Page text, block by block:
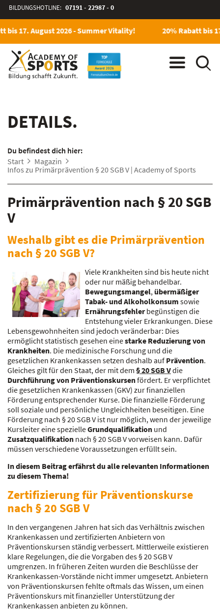
BILDUNGSHOTLINE: 07191 - 22987 - 0
bis 17. August 2026 - Summer Vitality! 20% Rabatt bis
DETAILS.
Du befindest dich hier:
Start
Magazin
Infos zu Primärprävention § 20 SGB V | Academy of Sports
Primärprävention nach § 20 SGB
V
Weshalb gibt es die Primärprävention
nach § 20 SGB V?
Viele Krankheiten sind bis heute nicht
oder nur mäßig behandelbar.
Bewegungsmangel, übermäßiger
Tabak- und Alkoholkonsum sowie
Ernährungsfehlerbegünstigen die
Entstehung vieler Erkrankungen. Diese
Lebensgewohnheiten sind jedoch veränderbar: Dies
ermöglicht statistisch gesehen einestarke Reduzierung von
Krankheiten. Die medizinische Forschung und die
gesetzlichen Krankenkassen setzen deshalb auf Prävention.
Gleiches gilt für den Staat, der mit dem § 20 SGB Vdie
Durchführung von Präventionskursenfördert. Er verpflichtet
die gesetzlichen Krankenkassen (GKV) zur finanziellen
Förderung entsprechender Kurse. Die finanzielle Förderung
soll soziale und persönliche Ungleichheiten beseitigen. Eine
Förderung nach § 20 SGB V ist nur möglich, wenn der jeweilige
Kursleiter eine spezielleGrundqualifikation und
Zusatzqualifikation nach § 20 SGB V vorweisen kann. Dafür
müssen verschiedene Voraussetzungen erfüllt sein.
In diesem Beitrag erfährst du alle relevanten Informationen
zu diesem Thema!
Zertifizierung für Präventionskurse
nach § 20 SGB V
In den vergangenen Jahren hat sich das Verhältnis zwischen
Krankenkassen und zertifizierten Anbietern von
Präventionskursen ständig verbessert. Mittlerweile existieren
klare Regelungen, die die Vorgaben des § 20 SGB V
umgrenzen. In früheren Zeiten wurden die Beschlüsse der
Krankenkassen-Vorstände nicht immer umgesetzt. Anbietern
von Präventionskursen fehlte oftmals das Wissen, um einen
Präventionskurs mit finanzieller Unterstützung der
Krankenkassen anbieten zu können.